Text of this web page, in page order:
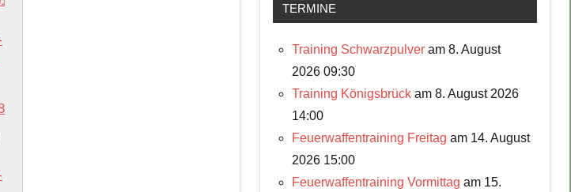
TERMINE
Training Schwarzpulver am 8. August
2026 09:30
Training Königsbrück am 8. August 2026
14:00
Feuerwaffentraining Freitag am 14. August
2026 15:00
Feuerwaffentraining Vormittag am 15.